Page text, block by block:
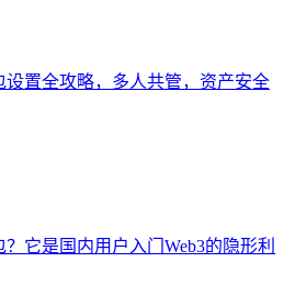
设置全攻略，多人共管，资产安全
它是国内用户入门Web3的隐形利